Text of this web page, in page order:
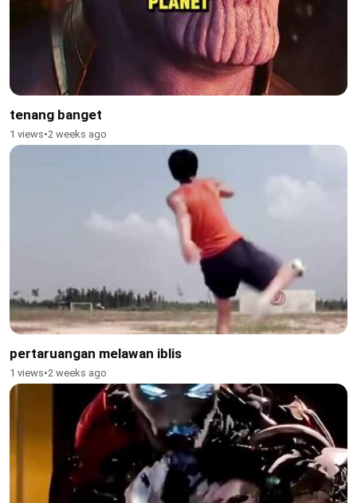
tenang banget
1 views•2 weeks ago
pertaruangan melawan iblis
1 views•2 weeks ago